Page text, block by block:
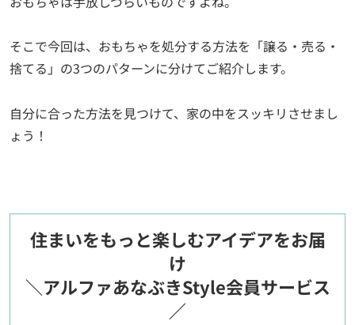
そこで今回は、おもちゃを処分する方法を「譲る・売る・
捨てる」の3つのパターンに分けてご紹介します。
自分に合った方法を見つけて、家の中をスッキリさせまし
ょう！
住まいをもっと楽しむアイデアをお届
け
＼アルファあなぶきStyle会員サービス
／